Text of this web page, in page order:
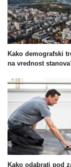
Kako demografski
na vrednost
Kako odabrati pod